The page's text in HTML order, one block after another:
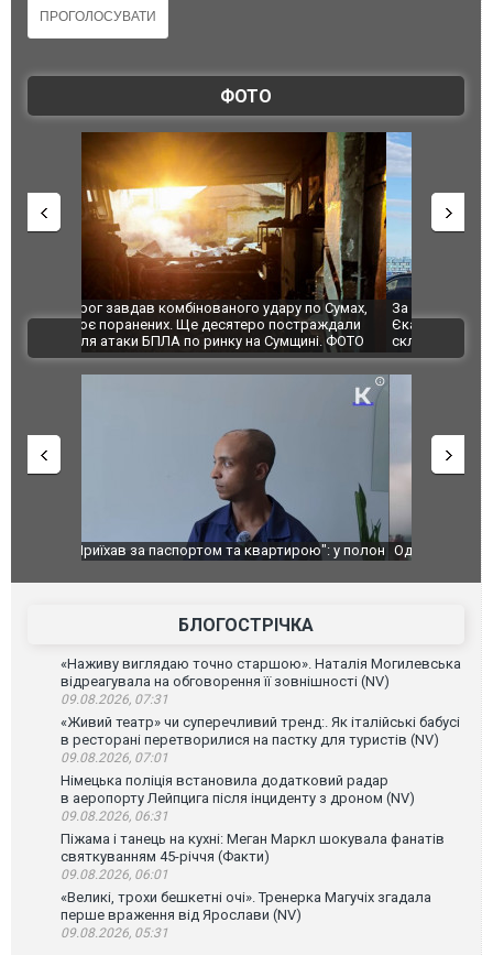
ФОТО
За 2000 кілометрів від кордону з Україною: в
Єкатеринбурзі після атаки дронів загорівся
склад Wildberries. ФОТО. ВІДЕО
"Мої
ВІДЕО
Одесу накрила потужна злива з градом та
Вже
БЛОГОСТРІЧКА
«Наживу виглядаю точно старшою». Наталія Могилевська
відреагувала на обговорення її зовнішності (NV)
09.08.2026, 07:31
«Живий театр» чи суперечливий тренд:. Як італійські бабусі
в ресторані перетворилися на пастку для туристів (NV)
09.08.2026, 07:01
Німецька поліція встановила додатковий радар
в аеропорту Лейпцига після інциденту з дроном (NV)
09.08.2026, 06:31
Піжама і танець на кухні: Меган Маркл шокувала фанатів
святкуванням 45-річчя (Факти)
09.08.2026, 06:01
«Великі, трохи бешкетні очі». Тренерка Магучіх згадала
перше враження від Ярослави (NV)
09.08.2026, 05:31